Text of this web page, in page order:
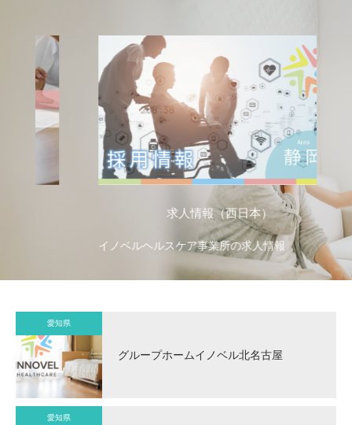
求人情報（西日本）
イノベルヘルスケア事業所の求人情報
愛知県
グループホームイノベル北名古屋
愛知県